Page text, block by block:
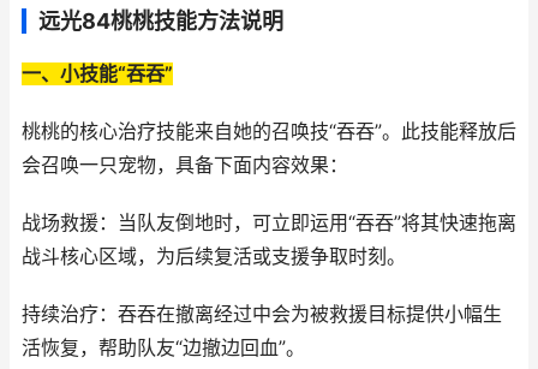
远光84桃桃技能方法说明
一、小技能“吞吞”
桃桃的核心治疗技能来自她的召唤技“吞吞”。此技能释放后
会召唤一只宠物，具备下面内容效果：
战场救援：当队友倒地时，可立即运用“吞吞”将其快速拖离
战斗核心区域，为后续复活或支援争取时刻。
持续治疗：吞吞在撤离经过中会为被救援目标提供小幅生
活恢复，帮助队友“边撤边回血”。